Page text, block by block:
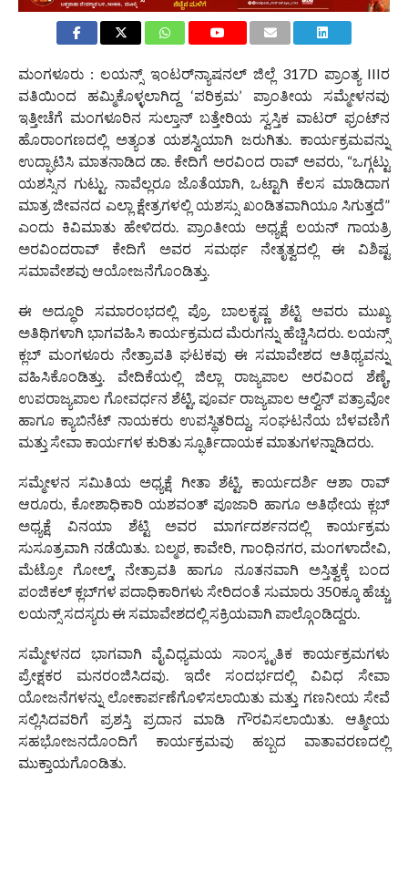
ಮಂಗಳೂರು : ಲಯನ್ಸ್ ಇಂಟರ್‌ನ್ಯಾಷನಲ್ ಜಿಲ್ಲೆ 317D ಪ್ರಾಂತ್ಯ IIIರ
ವತಿಯಿಂದ ಹಮ್ಮಿಕೊಳ್ಳಲಾಗಿದ್ದ ‘ಪರಿಕ್ರಮ’ ಪ್ರಾಂತೀಯ ಸಮ್ಮೇಳನವು
ಇತ್ತೀಚೆಗೆ ಮಂಗಳೂರಿನ ಸುಲ್ತಾನ್ ಬತ್ತೇರಿಯ ಸ್ವಸ್ತಿಕ ವಾಟರ್ ಫ್ರಂಟ್‌ನ
ಹೊರಾಂಗಣದಲ್ಲಿ ಅತ್ಯಂತ ಯಶಸ್ವಿಯಾಗಿ ಜರುಗಿತು. ಕಾರ್ಯಕ್ರಮವನ್ನು
ಉದ್ಘಾಟಿಸಿ ಮಾತನಾಡಿದ ಡಾ. ಕೇದಿಗೆ ಅರವಿಂದ ರಾವ್ ಅವರು, “ಒಗ್ಗಟ್ಟು
ಯಶಸ್ಸಿನ ಗುಟ್ಟು. ನಾವೆಲ್ಲರೂ ಜೊತೆಯಾಗಿ, ಒಟ್ಟಾಗಿ ಕೆಲಸ ಮಾಡಿದಾಗ
ಮಾತ್ರ ಜೀವನದ ಎಲ್ಲಾ ಕ್ಷೇತ್ರಗಳಲ್ಲಿ ಯಶಸ್ಸು ಖಂಡಿತವಾಗಿಯೂ ಸಿಗುತ್ತದೆ”
ಎಂದು ಕಿವಿಮಾತು ಹೇಳಿದರು. ಪ್ರಾಂತೀಯ ಅಧ್ಯಕ್ಷೆ ಲಯನ್ ಗಾಯತ್ರಿ
ಅರವಿಂದರಾವ್ ಕೇದಿಗೆ ಅವರ ಸಮರ್ಥ ನೇತೃತ್ವದಲ್ಲಿ ಈ ವಿಶಿಷ್ಟ
ಸಮಾವೇಶವು ಆಯೋಜನೆಗೊಂಡಿತ್ತು.
ಈ ಅದ್ಧೂರಿ ಸಮಾರಂಭದಲ್ಲಿ ಪ್ರೊ. ಬಾಲಕೃಷ್ಣ ಶೆಟ್ಟಿ ಅವರು ಮುಖ್ಯ
ಅತಿಥಿಗಳಾಗಿ ಭಾಗವಹಿಸಿ ಕಾರ್ಯಕ್ರಮದ ಮೆರುಗನ್ನು ಹೆಚ್ಚಿಸಿದರು. ಲಯನ್ಸ್
ಕ್ಲಬ್ ಮಂಗಳೂರು ನೇತ್ರಾವತಿ ಘಟಕವು ಈ ಸಮಾವೇಶದ ಆತಿಥ್ಯವನ್ನು
ವಹಿಸಿಕೊಂಡಿತ್ತು. ವೇದಿಕೆಯಲ್ಲಿ ಜಿಲ್ಲಾ ರಾಜ್ಯಪಾಲ ಅರವಿಂದ ಶೆಣೈ,
ಉಪರಾಜ್ಯಪಾಲ ಗೋವರ್ಧನ ಶೆಟ್ಟಿ, ಪೂರ್ವ ರಾಜ್ಯಪಾಲ ಆಲ್ವಿನ್ ಪತ್ರಾವೋ
ಹಾಗೂ ಕ್ಯಾಬಿನೆಟ್ ನಾಯಕರು ಉಪಸ್ಥಿತರಿದ್ದು, ಸಂಘಟನೆಯ ಬೆಳವಣಿಗೆ
ಮತ್ತು ಸೇವಾ ಕಾರ್ಯಗಳ ಕುರಿತು ಸ್ಫೂರ್ತಿದಾಯಕ ಮಾತುಗಳನ್ನಾಡಿದರು.
ಸಮ್ಮೇಳನ ಸಮಿತಿಯ ಅಧ್ಯಕ್ಷೆ ಗೀತಾ ಶೆಟ್ಟಿ, ಕಾರ್ಯದರ್ಶಿ ಆಶಾ ರಾವ್
ಆರೂರು, ಕೋಶಾಧಿಕಾರಿ ಯಶವಂತ್ ಪೂಜಾರಿ ಹಾಗೂ ಅತಿಥೇಯ ಕ್ಲಬ್
ಅಧ್ಯಕ್ಷೆ ವಿನಯಾ ಶೆಟ್ಟಿ ಅವರ ಮಾರ್ಗದರ್ಶನದಲ್ಲಿ ಕಾರ್ಯಕ್ರಮ
ಸುಸೂತ್ರವಾಗಿ ನಡೆಯಿತು. ಬಲ್ಮಠ, ಕಾವೇರಿ, ಗಾಂಧಿನಗರ, ಮಂಗಳಾದೇವಿ,
ಮೆಟ್ರೋ ಗೋಲ್ಡ್, ನೇತ್ರಾವತಿ ಹಾಗೂ ನೂತನವಾಗಿ ಅಸ್ತಿತ್ವಕ್ಕೆ ಬಂದ
ಪಂಜಿಕಲ್ ಕ್ಲಬ್‌ಗಳ ಪದಾಧಿಕಾರಿಗಳು ಸೇರಿದಂತೆ ಸುಮಾರು 350ಕ್ಕೂ ಹೆಚ್ಚು
ಲಯನ್ಸ್ ಸದಸ್ಯರು ಈ ಸಮಾವೇಶದಲ್ಲಿ ಸಕ್ರಿಯವಾಗಿ ಪಾಲ್ಗೊಂಡಿದ್ದರು.
ಸಮ್ಮೇಳನದ ಭಾಗವಾಗಿ ವೈವಿಧ್ಯಮಯ ಸಾಂಸ್ಕೃತಿಕ ಕಾರ್ಯಕ್ರಮಗಳು
ಪ್ರೇಕ್ಷಕರ ಮನರಂಜಿಸಿದವು. ಇದೇ ಸಂದರ್ಭದಲ್ಲಿ ವಿವಿಧ ಸೇವಾ
ಯೋಜನೆಗಳನ್ನು ಲೋಕಾರ್ಪಣೆಗೊಳಿಸಲಾಯಿತು ಮತ್ತು ಗಣನೀಯ ಸೇವೆ
ಸಲ್ಲಿಸಿದವರಿಗೆ ಪ್ರಶಸ್ತಿ ಪ್ರದಾನ ಮಾಡಿ ಗೌರವಿಸಲಾಯಿತು. ಆತ್ಮೀಯ
ಸಹಭೋಜನದೊಂದಿಗೆ ಕಾರ್ಯಕ್ರಮವು ಹಬ್ಬದ ವಾತಾವರಣದಲ್ಲಿ
ಮುಕ್ತಾಯಗೊಂಡಿತು.